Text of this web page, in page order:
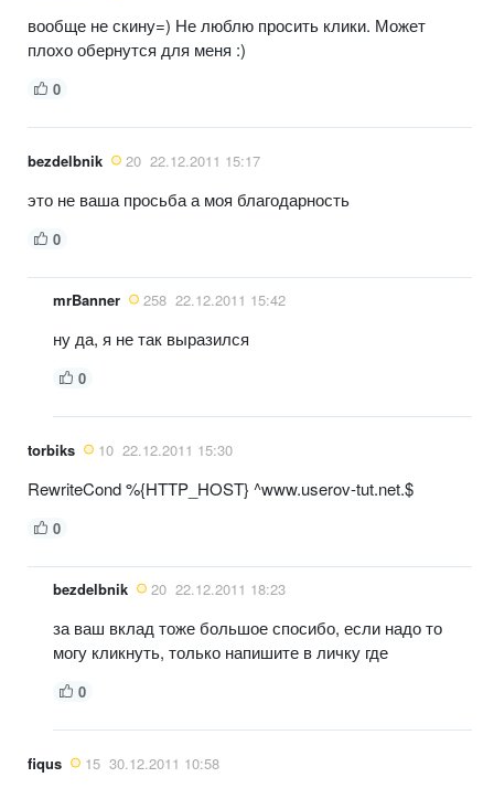
вообще не скину=) Не люблю просить клики. Может
плохо обернутся для меня :)
0
bezdelbnik 20 22.12.2011 15:17
это не ваша просьба а моя благодарность
0
mrBanner 258 22.12.2011 15:42
ну да, я не так выразился
0
torbiks 10 22.12.2011 15:30
RewriteCond %{HTTP_HOST} ^www.userov-tut.net.$
0
bezdelbnik 20 22.12.2011 18:23
за ваш вклад тоже большое спосибо, если надо то
могу кликнуть, только напишите в личку где
0
fiqus 15 30.12.2011 10:58